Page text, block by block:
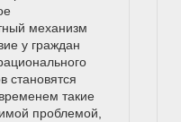
механизм
у граждан
становятся
такие
проблемой,